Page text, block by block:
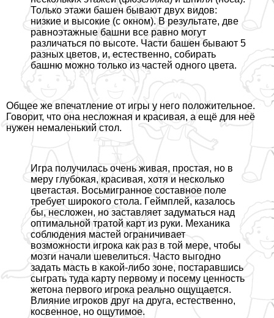
Только этажи башен бывают двух видов:
низкие и высокие (с окном). В результате, две
равноэтажные башни все равно могут
различаться по высоте. Части башен бывают 5
разных цветов, и, естественно, собирать
башню можно только из частей одного цвета.
Общее же впечатление от игры у него положительное.
Говорит, что она несложная и красивая, а ещё для неё
нужен немаленький стол.
Игра получилась очень живая, простая, но в
меру глубокая, красивая, хотя и несколько
цветастая. Восьмигранное составное поле
требует широкого стола. Гeймплей, казалось
бы, несложен, но заставляет задуматься над
оптимальной тратой карт из руки. Механика
соблюдения мастей ограничивает
возможности игрока как раз в той мере, чтобы
мозги начали шевелиться. Часто выгодно
задать масть в какой-либо зоне, постаравшись
сыграть туда карту первому и посему ценность
жетона первого игрока реально ощущается.
Влияние игроков друг на друга, естественно,
косвенное, но ощутимое.